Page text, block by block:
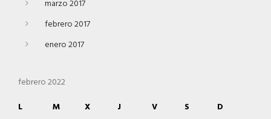
marzo 2017
febrero 2017
enero 2017
febrero 2022
L
M X J V S
D